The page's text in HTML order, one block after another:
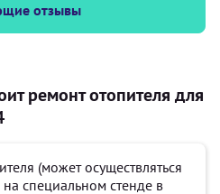
отзывы
ремонт отопителя для
(может осуществляться
специальном стенде в